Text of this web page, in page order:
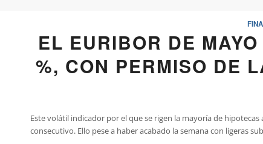
EL EURIBOR DE
%, CON PERMISO DE
Este volátil indicador por el que se rigen la mayoría de
consecutivo. Ello pese a haber acabado la semana con ligeras